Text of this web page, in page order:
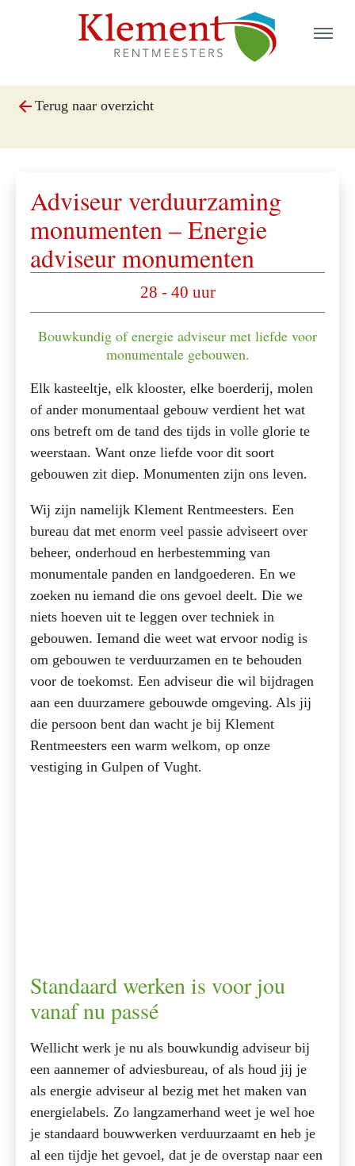
Terug naar overzicht
Adviseur verduurzaming
monumenten – Energie
adviseur monumenten
28 - 40 uur
Bouwkundig of energie adviseur met liefde voor
monumentale gebouwen.
Elk kasteeltje, elk klooster, elke boerderij, molen
of ander monumentaal gebouw verdient het wat
ons betreft om de tand des tijds in volle glorie te
weerstaan. Want onze liefde voor dit soort
gebouwen zit diep. Monumenten zijn ons leven.
Wij zijn namelijk Klement Rentmeesters. Een
bureau dat met enorm veel passie adviseert over
beheer, onderhoud en herbestemming van
monumentale panden en landgoederen. En we
zoeken nu iemand die ons gevoel deelt. Die we
niets hoeven uit te leggen over techniek in
gebouwen. Iemand die weet wat ervoor nodig is
om gebouwen te verduurzamen en te behouden
voor de toekomst. Een adviseur die wil bijdragen
aan een duurzamere gebouwde omgeving. Als jij
die persoon bent dan wacht je bij Klement
Rentmeesters een warm welkom, op onze
vestiging in Gulpen of Vught.
Standaard werken is voor jou
vanaf nu passé
Wellicht werk je nu als bouwkundig adviseur bij
een aannemer of adviesbureau, of als houd jij je
als energie adviseur al bezig met het maken van
energielabels. Zo langzamerhand weet je wel hoe
je standaard bouwwerken verduurzaamt en heb je
al een tijdje het gevoel, dat je de overstap naar een